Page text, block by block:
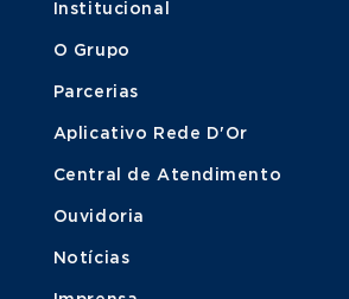
Institucional
O Grupo
Parcerias
Aplicativo Rede D'Or
Central de Atendimento
Ouvidoria
Notícias